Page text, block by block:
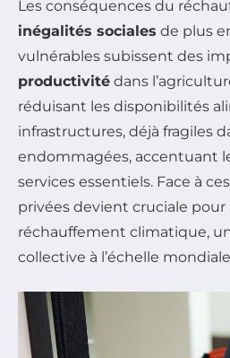
Les conséquences du
inégalités sociales de plus
vulnérables subissent des
productivité dans
réduisant les disponibilités
infrastructures, déjà fragiles
endommagées, accentuant
services essentiels. Face à ces
privées devient cruciale
réchauffement climatique,
collective à l’échelle